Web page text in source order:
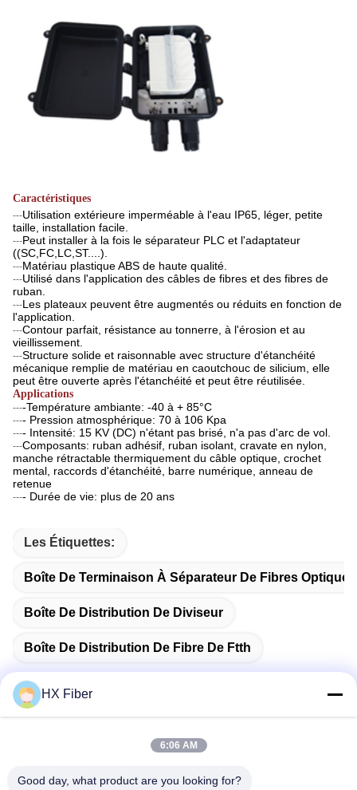
Caractéristiques
---Utilisation extérieure imperméable à l'eau IP65, léger, petite
taille, installation facile.
---Peut installer à la fois le séparateur PLC et l'adaptateur
((SC,FC,LC,ST....).
---Matériau plastique ABS de haute qualité.
---Utilisé dans l'application des câbles de fibres et des fibres de
ruban.
---Les plateaux peuvent être augmentés ou réduits en fonction de
l'application.
---Contour parfait, résistance au tonnerre, à l'érosion et au
vieillissement.
---Structure solide et raisonnable avec structure d'étanchéité
mécanique remplie de matériau en caoutchouc de silicium, elle
peut être ouverte après l'étanchéité et peut être réutilisée.
Applications
----Température ambiante: -40 à + 85°C
---- Pression atmosphérique: 70 à 106 Kpa
---- Intensité: 15 KV (DC) n'étant pas brisé, n'a pas d'arc de vol.
---Composants: ruban adhésif, ruban isolant, cravate en nylon,
manche rétractable thermiquement du câble optique, crochet
mental, raccords d'étanchéité, barre numérique, anneau de
retenue
---- Durée de vie: plus de 20 ans
Les Étiquettes:
Boîte De Terminaison À Séparateur De Fibres Optiques
Boîte De Distribution De Diviseur
Boîte De Distribution De Fibre De Ftth
Adresse
HX Fiber
6:06 AM
Good day, what product are you looking for?